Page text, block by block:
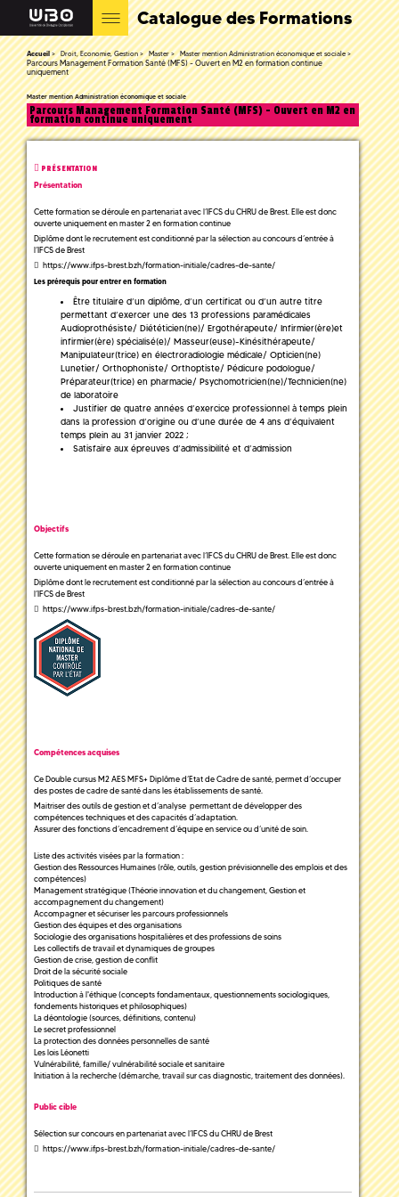
Catalogue des Formations
Accueil Droit, Economie, Gestion Master Master mention Administration économique et sociale
Parcours Management Formation Santé (MFS) - Ouvert en M2 en formation continue
uniquement
Master mention Administration économique et sociale
Parcours Management Formation Santé (MFS) - Ouvert en M2 en
formation continue uniquement
PRÉSENTATION
Présentation
Cette formation se déroule en partenariat avec l’IFCS du CHRU de Brest. Elle est donc
ouverte uniquement en master 2 en formation continue
Diplôme dont le recrutement est conditionné par la sélection au concours d’entrée à
l’IFCS de Brest
https://www.ifps-brest.bzh/formation-initiale/cadres-de-sante/
Les prérequis pour entrer en formation
Être titulaire d’un diplôme, d’un certificat ou d’un autre titre
permettant d’exercer une des 13 professions paramédicales
Audioprothésiste/ Diététicien(ne)/ Ergothérapeute/ Infirmier(ère)et
infirmier(ère) spécialisé(e)/ Masseur(euse)-Kinésithérapeute/
Manipulateur(trice) en électroradiologie médicale/ Opticien(ne)
Lunetier/ Orthophoniste/ Orthoptiste/ Pédicure podologue/
Préparateur(trice) en pharmacie/ Psychomotricien(ne)/Technicien(ne)
de laboratoire
Justifier de quatre années d’exercice professionnel à temps plein
dans la profession d’origine ou d’une durée de 4 ans d’équivalent
temps plein au 31 janvier 2022 ;
Satisfaire aux épreuves d’admissibilité et d’admission
Objectifs
Cette formation se déroule en partenariat avec l’IFCS du CHRU de Brest. Elle est donc
ouverte uniquement en master 2 en formation continue
Diplôme dont le recrutement est conditionné par la sélection au concours d’entrée à
l’IFCS de Brest
https://www.ifps-brest.bzh/formation-initiale/cadres-de-sante/
Compétences acquises
Ce Double cursus M2 AES MFS+ Diplôme d’Etat de Cadre de santé, permet d’occuper
des postes de cadre de santé dans les établissements de santé.
Maitriser des outils de gestion et d’analyse permettant de développer des
compétences techniques et des capacités d’adaptation.
Assurer des fonctions d’encadrement d’équipe en service ou d’unité de soin.
Liste des activités visées par la formation :
Gestion des Ressources Humaines (rôle, outils, gestion prévisionnelle des emplois et des
compétences)
Management stratégique (Théorie innovation et du changement, Gestion et
accompagnement du changement)
Accompagner et sécuriser les parcours professionnels
Gestion des équipes et des organisations
Sociologie des organisations hospitalières et des professions de soins
Les collectifs de travail et dynamiques de groupes
Gestion de crise, gestion de conflit
Droit de la sécurité sociale
Politiques de santé
Introduction à l'éthique (concepts fondamentaux, questionnements sociologiques,
fondements historiques et philosophiques)
La déontologie (sources, définitions, contenu)
Le secret professionnel
La protection des données personnelles de santé
Les lois Léonetti
Vulnérabilité, famille/ vulnérabilité sociale et sanitaire
Initiation à la recherche (démarche, travail sur cas diagnostic, traitement des données).
Public cible
Sélection sur concours en partenariat avec l’IFCS du CHRU de Brest
https://www.ifps-brest.bzh/formation-initiale/cadres-de-sante/